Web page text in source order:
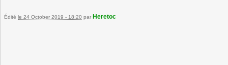
Édité le 24 October 2019 - 18:20 par Heretoc